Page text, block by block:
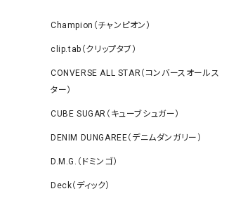
Champion（チャンピオン）
clip.tab（クリップタブ）
CONVERSE ALL STAR（コンバースオールス
ター）
CUBE SUGAR（キューブシュガー）
DENIM DUNGAREE（デニムダンガリー）
D.M.G.（ドミンゴ）
Deck（ディック）